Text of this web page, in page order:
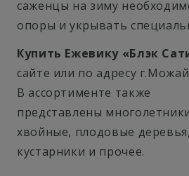
саженцы на зиму
опоры и укрывать
Купить Ежевику «Блэк
сайте или по адресу
В ассортименте также
представлены
хвойные, плодовые
кустарники и прочее.